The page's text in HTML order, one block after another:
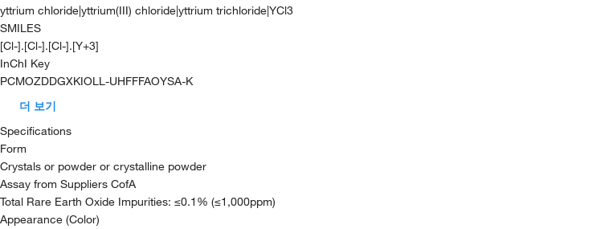
yttrium chloride|yttrium(III) chloride|yttrium trichloride|YCl3
SMILES
[Cl-].[Cl-].[Cl-].[Y+3]
InChI Key
PCMOZDDGXKIOLL-UHFFFAOYSA-K
더 보기
Specifications
Form
Crystals or powder or crystalline powder
Assay from Suppliers CofA
Total Rare Earth Oxide Impurities: ≤0.1% (≤1,000ppm)
Appearance (Color)